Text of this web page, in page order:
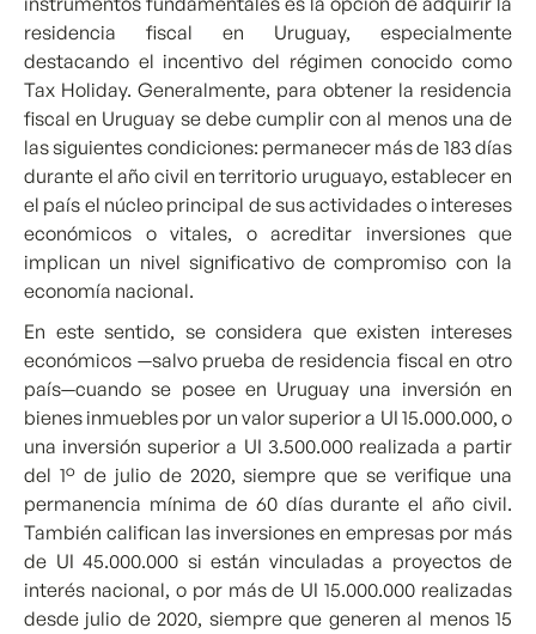
residencia fiscal en Uruguay, especialmente
destacando el incentivo del régimen conocido como
Tax Holiday. Generalmente, para obtener la residencia
fiscal en Uruguay se debe cumplir con al menos una de
las siguientes condiciones: permanecer más de 183 días
durante el año civil en territorio uruguayo, establecer en
el país el núcleo principal de sus actividades o intereses
económicos o vitales, o acreditar inversiones que
implican un nivel significativo de compromiso con la
economía nacional.
En este sentido, se considera que existen intereses
económicos —salvo prueba de residencia fiscal en otro
país—cuando se posee en Uruguay una inversión en
bienes inmuebles por un valor superior a UI 15.000.000, o
una inversión superior a UI 3.500.000 realizada a partir
del 1° de julio de 2020, siempre que se verifique una
permanencia mínima de 60 días durante el año civil.
También califican las inversiones en empresas por más
de UI 45.000.000 si están vinculadas a proyectos de
interés nacional, o por más de UI 15.000.000 realizadas
desde julio de 2020, siempre que generen al menos 15